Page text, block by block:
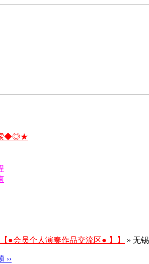
◆◎★
【●会员个人演奏作品交流区● 】】 » 无
››